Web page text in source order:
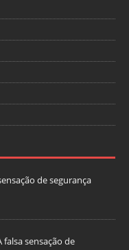
de segurança
falsa sensação de